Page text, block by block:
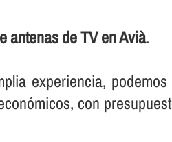
antenas de TV en Avià.
experiencia,
con